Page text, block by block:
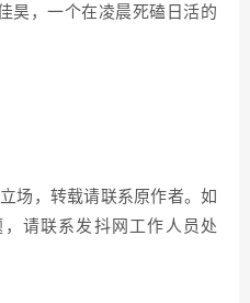
昊，一个在凌晨死磕日活的
场，转载请联系原作者。如
请联系发抖网工作人员处